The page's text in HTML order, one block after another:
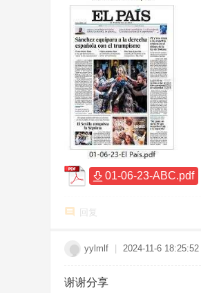
01-06-23-ABC.pdf
回复
yylmlf 2024-11-6 18:25:52
谢谢分享